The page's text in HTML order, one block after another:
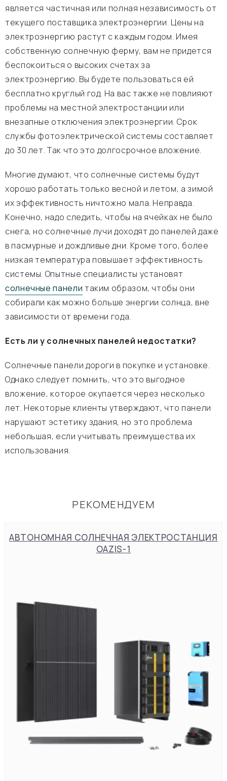
является частичная или полная независимость от
текущего поставщика электроэнергии. Цены на
электроэнергию растут с каждым годом. Имея
собственную солнечную ферму, вам не придется
беспокоиться о высоких счетах за
электроэнергию. Вы будете пользоваться ей
бесплатно круглый год. На вас также не повлияют
проблемы на местной электростанции или
внезапные отключения электроэнергии. Срок
службы фотоэлектрической системы составляет
до 30 лет. Так что это долгосрочное вложение.
Многие думают, что солнечные системы будут
хорошо работать только весной и летом, а зимой
их эффективность ничтожно мала. Неправда.
Конечно, надо следить, чтобы на ячейках не было
снега, но солнечные лучи доходят до панелей даже
в пасмурные и дождливые дни. Кроме того, более
низкая температура повышает эффективность
системы. Опытные специалисты установят
солнечные панели таким образом, чтобы они
собирали как можно больше энергии солнца, вне
зависимости от времени года.
Есть ли у солнечных панелей недостатки?
Солнечные панели дороги в покупке и установке.
Однако следует помнить, что это выгодное
вложение, которое окупается через несколько
лет. Некоторые клиенты утверждают, что панели
нарушают эстетику здания, но это проблема
небольшая, если учитывать преимущества их
использования.
РЕКОМЕНДУЕМ
АВТОНОМНАЯ СОЛНЕЧНАЯ ЭЛЕКТРОСТАНЦИЯ
OAZIS-1